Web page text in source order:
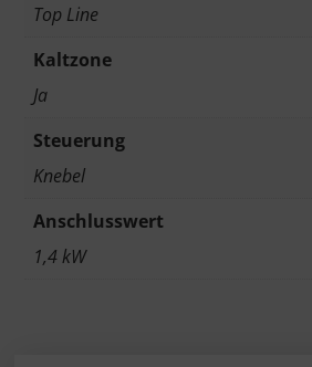
Top Line
Kaltzone
Ja
Steuerung
Knebel
Anschlusswert
1,4 kW